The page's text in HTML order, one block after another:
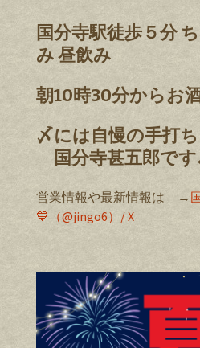
国分寺駅徒歩５分
み 昼飲み
朝10時30分からお
〆には自慢の手打
国分寺甚五郎です
営業情報や最新情報は →
💙（@jingo6）/ X